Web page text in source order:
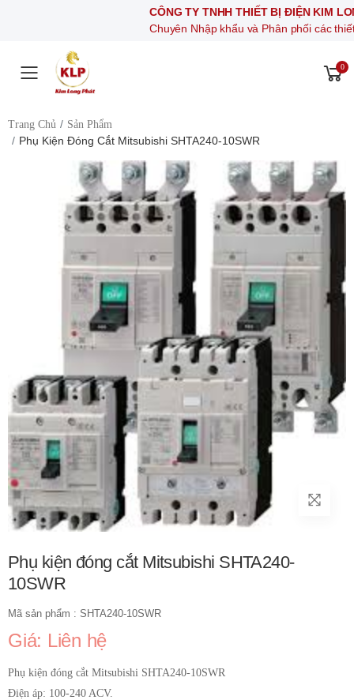
CÔNG TY TNHH THIẾT BỊ ĐIỆN KIM LONG PHÁT
Chuyên Nhập khẩu và Phân phối các thiết bị khí
Toggle mobile menu
0
Trang Chủ Sản Phẩm
Phụ Kiện Đóng Cắt Mitsubishi SHTA240-10SWR
Phụ kiện đóng cắt Mitsubishi SHTA240-
10SWR
Mã sản phẩm : SHTA240-10SWR
Giá: Liên hệ
Phụ kiện đóng cắt Mitsubishi SHTA240-10SWR
Điện áp: 100-240 ACV.